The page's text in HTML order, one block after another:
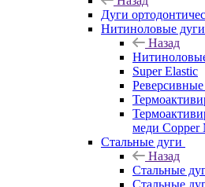
Дуги
Нитиноловые
Назад
Super Elastic
меди Copper
Стальные дуги
Назад
Стальные
Стальные